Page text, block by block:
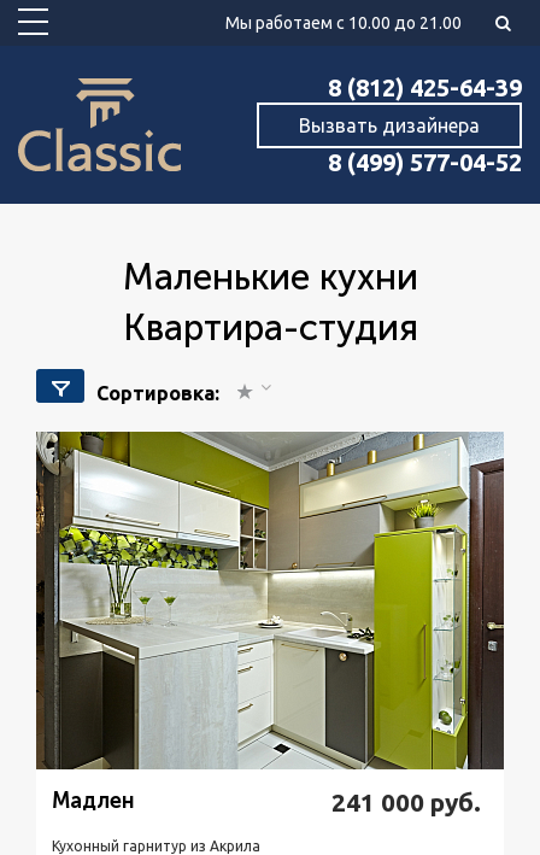
Мы работаем с 10.00 до 21.00
8 (812) 425-64-39
Вызвать дизайнера
8 (499) 577-04-52
маленькие кухни
Квартира-студия
Сортировка:
Мадлен 241 000 руб.
Кухонный гарнитур из Акрилa